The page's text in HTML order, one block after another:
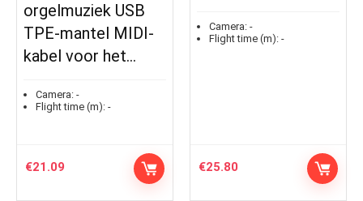
orgelmuziek USB
TPE-mantel MIDI-
kabel voor het…
Camera: -
Flight time (m): -
€21.09
Camera: -
Flight time (m): -
€25.80